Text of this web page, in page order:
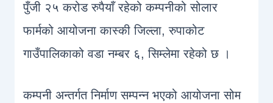
पुँजी २५ करोड रुपैयाँ रहेको कम्पनीको सोलार
फार्मको आयोजना कास्की जिल्ला, रुपाकोट
गाउँपालिकाको वडा नम्बर ६, सिम्लेमा रहेको छ ।
कम्पनी अन्तर्गत निर्माण सम्पन्न भएको आयोजना सोम